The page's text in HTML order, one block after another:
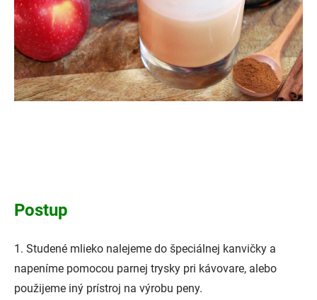
Postup
1. Studené mlieko nalejeme do špeciálnej kanvičky a
napeníme pomocou parnej trysky pri kávovare, alebo
použijeme iný prístroj na výrobu peny.